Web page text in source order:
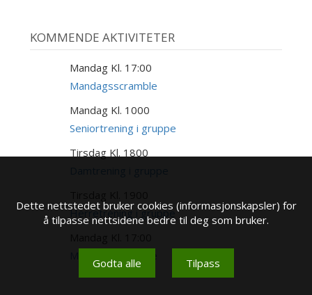
KOMMENDE AKTIVITETER
Mandag Kl. 17:00
Mandagsscramble
Mandag Kl. 1000
Seniortrening i gruppe
18
Tirsdag Kl. 1800
AUG
Herretrening i gruppe
Dette nettstedet bruker cookies (informasjonskapsler) for
å tilpasse nettsidene bedre til deg som bruker.
Godta alle Tilpass